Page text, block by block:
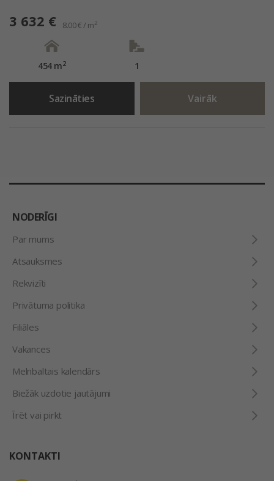
3 632 € 8.00 € / m2
454 m2 1
Sazināties Vairāk
NODERĪGI
Par mums
Atsauksmes
Rekvizīti
Privātuma politika
Filiāles
Vakances
Melnbaltais kalendārs
Biežāk uzdotie jautājumi
Īrēt vai pirkt
KONTAKTI